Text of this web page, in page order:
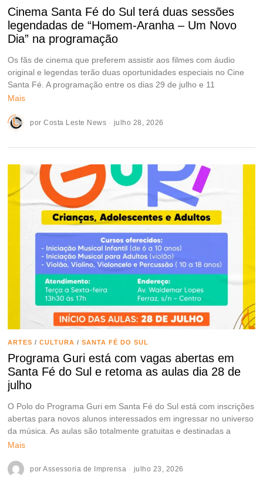
Cinema Santa Fé do Sul terá duas sessões
legendadas de “Homem-Aranha – Um Novo
Dia” na programação
Os fãs de cinema que preferem assistir aos filmes com áudio
original e legendas terão duas oportunidades especiais no Cine
Santa Fé. A programação entre os dias 29 de julho e 11
Mais
porCosta Leste News julho 28, 2026
ARTES / CULTURA / SANTA FÉ DO SUL
Programa Guri está com vagas abertas em
Santa Fé do Sul e retoma as aulas dia 28 de
julho
O Polo do Programa Guri em Santa Fé do Sul está com inscrições
abertas para novos alunos interessados em ingressar no universo
da música. As aulas são totalmente gratuitas e destinadas a
Mais
porAssessoria de Imprensa julho 23, 2026